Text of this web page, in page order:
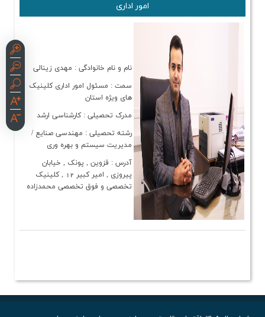
امور اداری
نام و نام خانوادگی : مهدی زینالی
سمت : مسئول امور اداری کلینیک
های ویژه استان
مدرک تحصیلی : کارشناسی ارشد
رشته تحصیلی : مهندسی صنایع /
مدیریت سیستم و بهره وری
آدرس : قزوین , پونک , خیابان
پیروزی , امیر کبیر 12 , کلینیک
تخصصی و فوق تخصصی محمدزاده